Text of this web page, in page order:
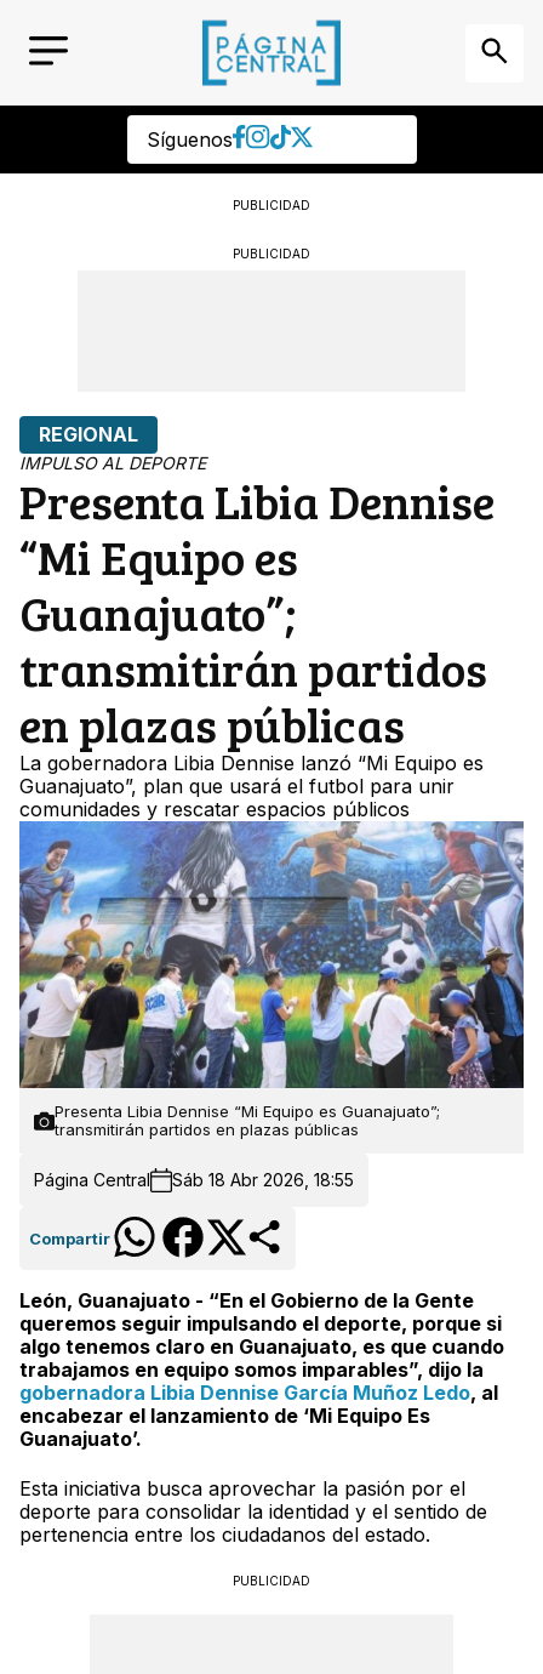
Síguenos
PUBLICIDAD
PUBLICIDAD
REGIONAL
IMPULSO AL DEPORTE
Presenta Libia Dennise
“Mi Equipo es
Guanajuato”;
transmitirán partidos
en plazas públicas
La gobernadora Libia Dennise lanzó “Mi Equipo es
Guanajuato”, plan que usará el futbol para unir
comunidades y rescatar espacios públicos
Presenta Libia Dennise “Mi Equipo es Guanajuato”;
transmitirán partidos en plazas públicas
Página Central Sáb 18 Abr 2026, 18:55
Compartir
León, Guanajuato - “En el Gobierno de la Gente
queremos seguir impulsando el deporte, porque si
algo tenemos claro en Guanajuato, es que cuando
trabajamos en equipo somos imparables”, dijo la
gobernadora Libia Dennise García Muñoz Ledo, al
encabezar el lanzamiento de ‘Mi Equipo Es
Guanajuato’.
Esta iniciativa busca aprovechar la pasión por el
deporte para consolidar la identidad y el sentido de
pertenencia entre los ciudadanos del estado.
PUBLICIDAD